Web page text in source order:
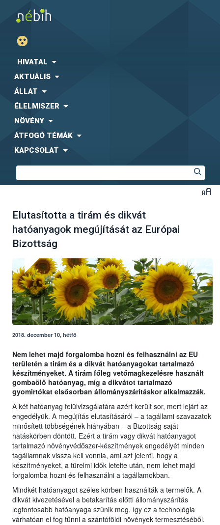
HIVATAL
AKTUÁLIS
ÁLLAT
ÉLELMISZER
NÖVÉNY
ÁTFOGÓ TÉMÁK
KAPCSOLAT
Elutasította a tirám és dikvát
hatóanyagok megújítását az Európai
Bizottság
2018. december 10, hétfő
Nem lehet majd forgalomba hozni és felhasználni az EU
területén a tirám és a dikvát hatóanyagokat tartalmazó
készítményeket. A tirám főleg vetőmagkezelésre használt
gombaölő hatóanyag, míg a dikvátot tartalmazó
gyomirtókat elsősorban állományszárításkor alkalmazzák.
A két hatóanyag felülvizsgálatára azért került sor, mert lejárt az
engedélyük. A megújítás elutasításáról – a tagállami szavazatok
minősített többségének hiányában – a Bizottság saját
hatáskörben döntött. Ezért a tirám vagy dikvát hatóanyagot
tartalmazó növényvédőszer-készítmények engedélyét minden
tagállamnak vissza kell vonnia, ami azt jelenti, hogy a
készítményeket, a türelmi idők letelte után, nem lehet majd
forgalomba hozni és felhasználni a tagállamokban.
Mindkét hatóanyagot széles körben használták a termelők. A
dikvát kivezetésével a betakarítás előtti állományszárítás
legfontosabb hatóanyaga szűnik meg, így ez a technológia
várhatóan el fog tűnni a szántóföldi növények termesztéséből.